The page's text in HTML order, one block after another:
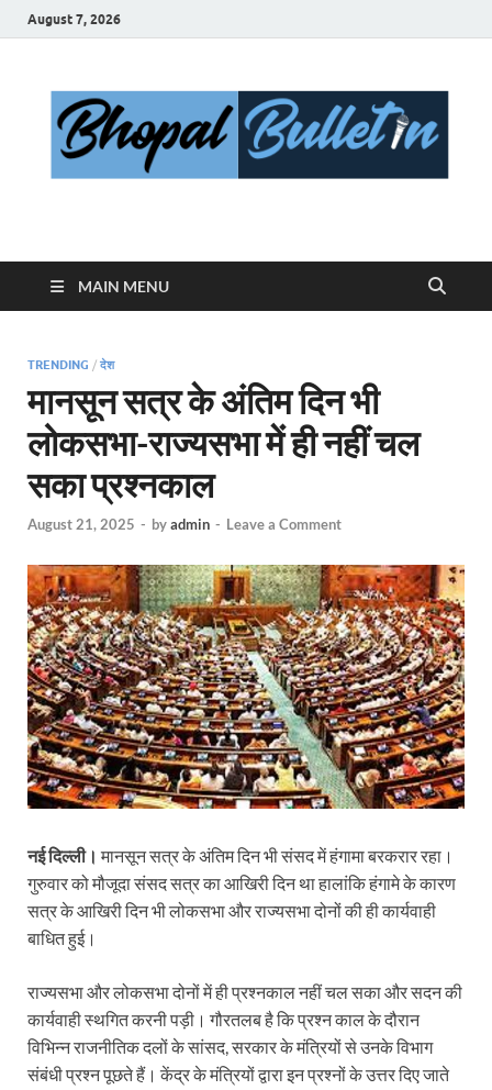
August 7, 2026
Bhopal Bulletin
MAIN MENU
TRENDING / देश
मानसून सत्र के अंतिम दिन भी
लोकसभा-राज्यसभा में ही नहीं चल
सका प्रश्नकाल
August 21, 2025 - byadmin - Leave a Comment
नई दिल्ली। मानसून सत्र के अंतिम दिन भी संसद में हंगामा बरकरार रहा।
गुरुवार को मौजूदा संसद सत्र का आखिरी दिन था हालांकि हंगामे के कारण
सत्र के आखिरी दिन भी लोकसभा और राज्यसभा दोनों की ही कार्यवाही
बाधित हुई।
राज्यसभा और लोकसभा दोनों में ही प्रश्नकाल नहीं चल सका और सदन की
कार्यवाही स्थगित करनी पड़ी। गौरतलब है कि प्रश्न काल के दौरान
विभिन्न राजनीतिक दलों के सांसद, सरकार के मंत्रियों से उनके विभाग
संबंधी प्रश्न पूछते हैं। केंद्र के मंत्रियों द्वारा इन प्रश्नों के उत्तर दिए जाते